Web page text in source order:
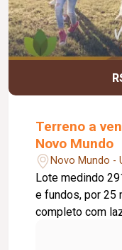
Terreno a
Novo Mundo
Novo Mundo -
Lote medindo
e fundos, por 25
completo com